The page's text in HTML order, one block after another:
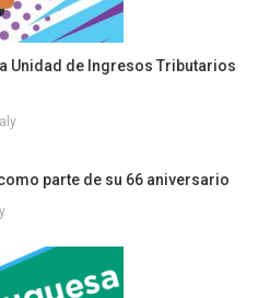
Unidad de Ingresos Tributarios
parte de su 66 aniversario